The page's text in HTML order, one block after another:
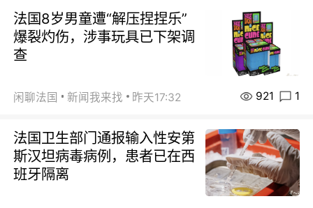
法国8岁男童遭“解压捏捏乐”
爆裂灼伤，涉事玩具已下架调
查
闲聊法国 新闻我来找 昨天17:32 921 1
法国卫生部门通报输入性安第
斯汉坦病毒病例，患者已在西
班牙隔离